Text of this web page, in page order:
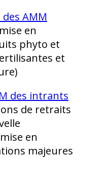
AMM
en
phyto et
et
des intrants
de retraits
en
majeures